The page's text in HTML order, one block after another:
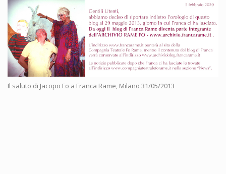
Il saluto di Jacopo Fo a Franca Rame, Milano 31/05/2013